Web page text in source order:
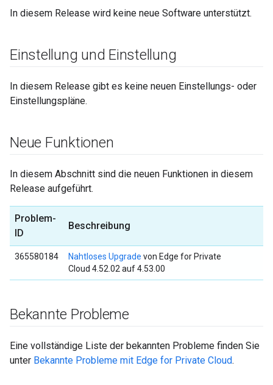
In diesem Release wird keine neue Software unterstützt.
Einstellung und Einstellung
In diesem Release gibt es keine neuen Einstellungs- oder
Einstellungspläne.
Neue Funktionen
In diesem Abschnitt sind die neuen Funktionen in diesem
Release aufgeführt.
Problem-
ID
Beschreibung
365580184 Nahtloses Upgrade von Edge for Private
Cloud 4.52.02 auf 4.53.00
Bekannte Probleme
Eine vollständige Liste der bekannten Probleme finden Sie
unter Bekannte Probleme mit Edge for Private Cloud.